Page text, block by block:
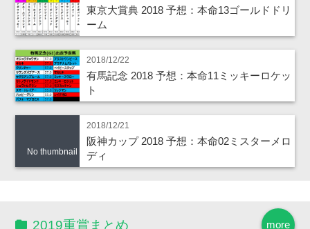
東京大賞典 2018 予想：本命13ゴールドドリ
ーム
2018/12/22
有馬記念 2018 予想：本命11ミッキーロケッ
ト
No thumbnail
2018/12/21
阪神カップ 2018 予想：本命02ミスターメロ
ディ
more
2019重賞まとめ